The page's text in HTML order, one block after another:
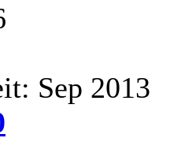
Sep 2013